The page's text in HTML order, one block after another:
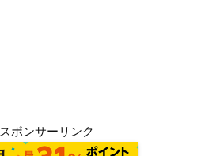
スポンサーリンク